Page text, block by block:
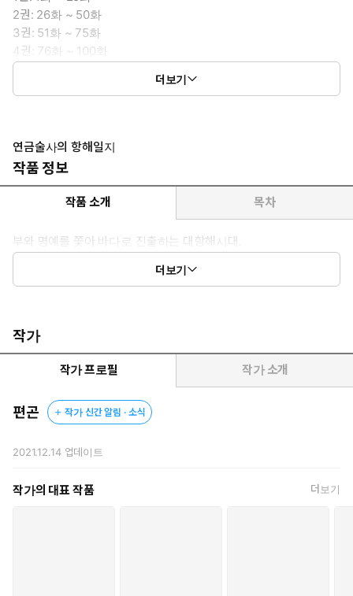
2권: 26화 ~ 50화
3권: 51화 ~ 75화
4권: 76화 ~ 100화
5권: 101화 ~ 125화
더보기
연금술사의 항해일지
작품 정보
작품 소개 목차
부와 명예를 쫓아 바다로 진출하는 대항해시대.
세계 최고의 연금술사 "오르크 파우스트" 또한 불로불사 비약 "넥타
르"를 만들기 위해 바다로 나아간다.
더보기
작가
작가 프로필 작가 소개
편곤 작가 신간 알림 · 소식
2021.12.14업데이트
작가의 대표 작품 더보기